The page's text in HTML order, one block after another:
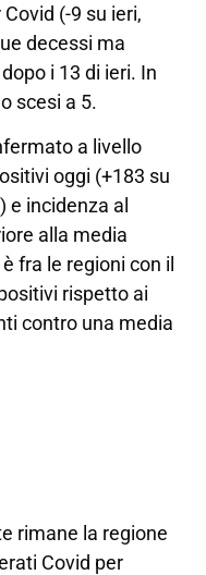
(-9 su ieri,
decessi ma
i 13 di ieri. In
scesi a 5.
a livello
oggi (+183 su
e incidenza al
alla media
fra le regioni con il
rispetto ai
contro una media
rimane la regione
Covid per